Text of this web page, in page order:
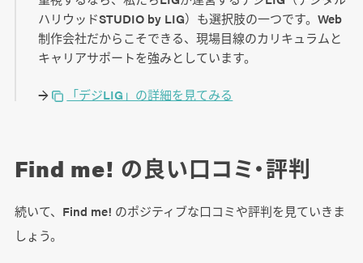
ハリウッドSTUDIO by LIG）も選択肢の一つです。Web
制作会社だからこそできる、現場目線のカリキュラムと
キャリアサポートを強みとしています。
→ 「デジLIG」の詳細を見てみる
Find me! の良い口コミ・評判
続いて、Find me! のポジティブな口コミや評判を見ていきま
しょう。